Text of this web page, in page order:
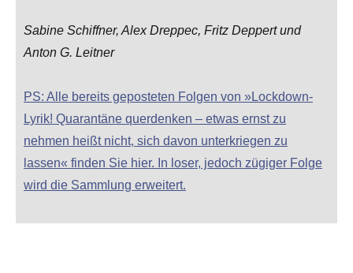
Sabine Schiffner, Alex Dreppec, Fritz Deppert und
Anton G. Leitner
PS: Alle bereits geposteten Folgen von »Lockdown-
Lyrik! Quarantäne querdenken – etwas ernst zu
nehmen heißt nicht, sich davon unterkriegen zu
lassen« finden Sie hier. In loser, jedoch zügiger Folge
wird die Sammlung erweitert.